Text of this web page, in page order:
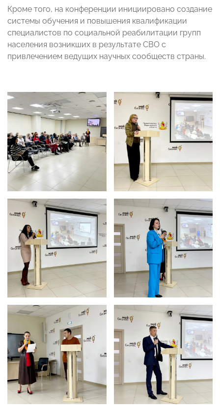
Кроме того, на конференции инициировано создание
системы обучения и повышения квалификации
специалистов по социальной реабилитации групп
населения возникших в результате СВО с
привлечением ведущих научных сообществ страны.